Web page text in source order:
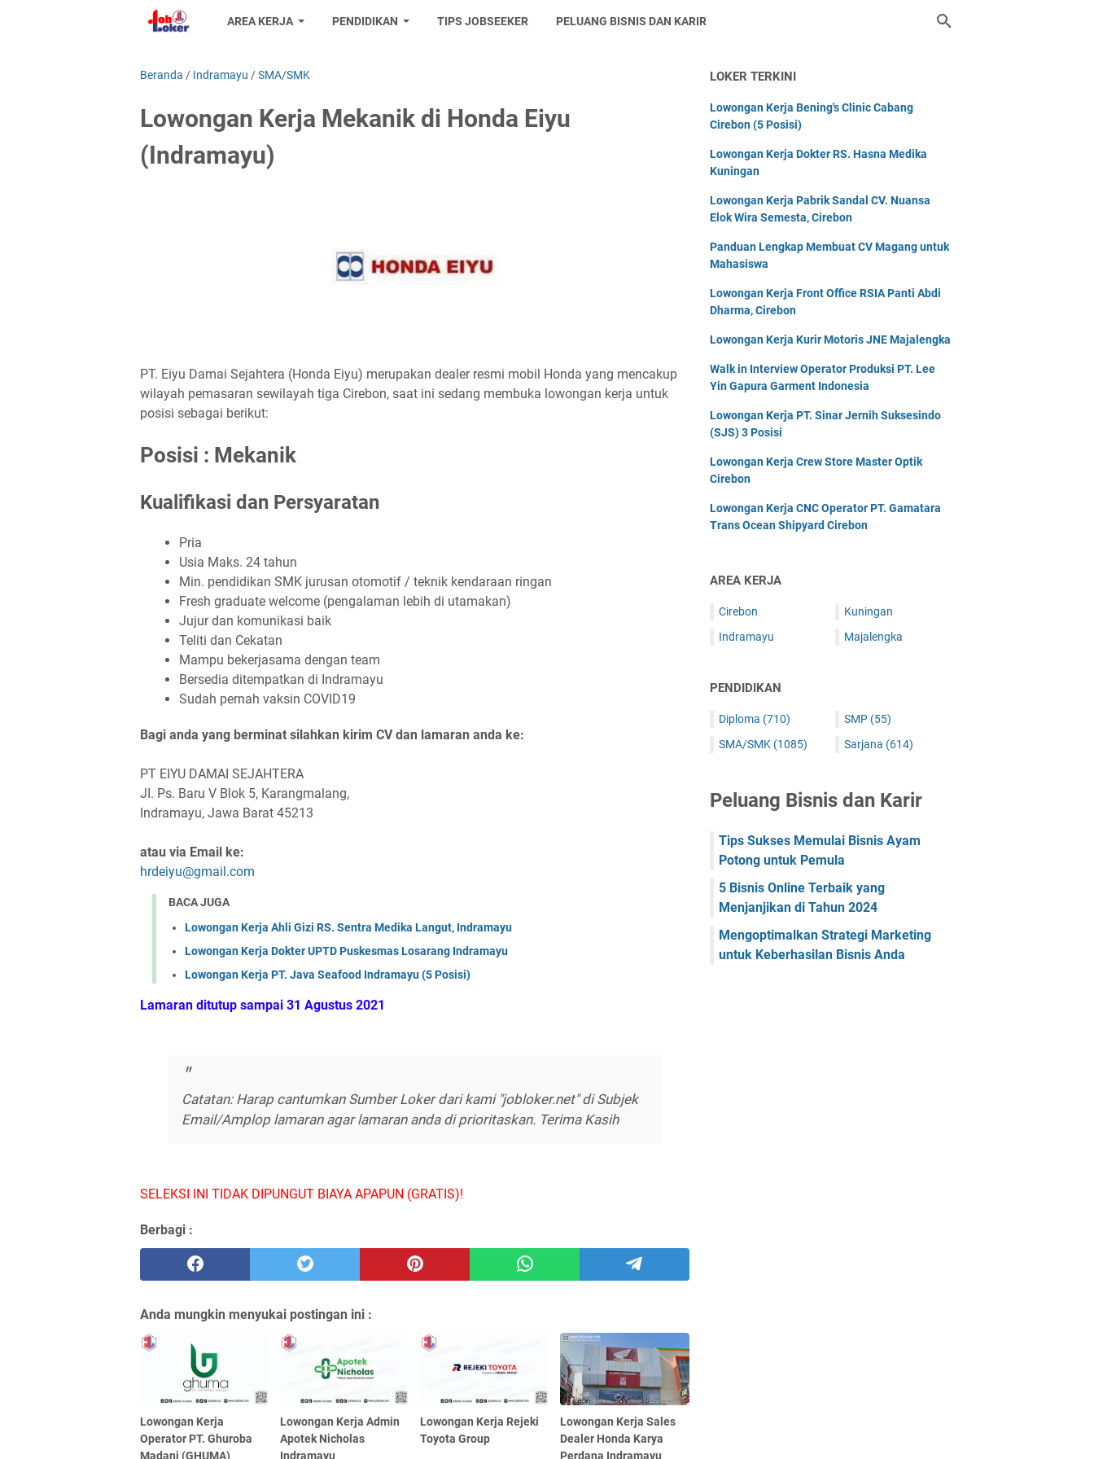
AREA KERJA PENDIDIKAN TIPS JOBSEEKER PELUANG BISNIS DAN KARIR
Beranda / Indramayu /SMA/SMK
Lowongan Kerja Mekanik di Honda Eiyu
(Indramayu)
PT. Eiyu Damai Sejahtera (Honda Eiyu) merupakan dealer resmi mobil Honda yang mencakup
wilayah pemasaran sewilayah tiga Cirebon, saat ini sedang membuka lowongan kerja untuk
posisi sebagai berikut:
Posisi : Mekanik
Kualifikasi dan Persyaratan
Pria
Usia Maks. 24 tahun
Min. pendidikan SMK jurusan otomotif / teknik kendaraan ringan
Fresh graduate welcome (pengalaman lebih di utamakan)
Jujur dan komunikasi baik
Teliti dan Cekatan
Mampu bekerjasama dengan team
Bersedia ditempatkan di Indramayu
Sudah pernah vaksin COVID19
Bagi anda yang berminat silahkan kirim CV dan lamaran anda ke:
PT EIYU DAMAI SEJAHTERA
JI. Ps. Baru V Blok 5, Karangmalang,
Indramayu, Jawa Barat 45213
atau via Email ke:
hrdeiyu@gmail.com
BACA JUGA
Lowongan Kerja Ahli Gizi RS. Sentra Medika Langut, Indramayu
Lowongan Kerja Dokter UPTD Puskesmas Losarang Indramayu
Lowongan Kerja PT. Java Seafood Indramayu (5 Posisi)
Lamaran ditutup sampai 31 Agustus 2021
Catatan: Harap cantumkan Sumber Loker dari kami "jobloker.net" di Subjek
Email/Amplop lamaran agar lamaran anda di prioritaskan. Terima Kasih
SELEKSI INI TIDAK DIPUNGUT BIAYA APAPUN (GRATIS)!
Berbagi :
Anda mungkin menyukai postingan ini :
Lowongan Kerja
Operator PT. Ghuroba
Madani (GHUMA)
Lowongan Kerja Admin
Apotek Nicholas
Indramayu
Lowongan Kerja Rejeki
Toyota Group
Lowongan Kerja Sales
Dealer Honda Karya
Perdana Indramayu
LOKER TERKINI
Lowongan Kerja Bening's Clinic Cabang
Cirebon (5 Posisi)
Lowongan Kerja Dokter RS. Hasna Medika
Kuningan
Lowongan Kerja Pabrik Sandal CV. Nuansa
Elok Wira Semesta, Cirebon
Panduan Lengkap Membuat CV Magang untuk
Mahasiswa
Lowongan Kerja Front Office RSIA Panti Abdi
Dharma, Cirebon
Lowongan Kerja Kurir Motoris JNE Majalengka
Walk in Interview Operator Produksi PT. Lee
Yin Gapura Garment Indonesia
Lowongan Kerja PT. Sinar Jernih Suksesindo
(SJS) 3 Posisi
Lowongan Kerja Crew Store Master Optik
Cirebon
Lowongan Kerja CNC Operator PT. Gamatara
Trans Ocean Shipyard Cirebon
AREA KERJA
Cirebon
Indramayu
Kuningan
Majalengka
PENDIDIKAN
Diploma (710)
SMA/SMK (1085)
SMP (55)
Sarjana (614)
Peluang Bisnis dan Karir
Tips Sukses Memulai Bisnis Ayam
Potong untuk Pemula
5 Bisnis Online Terbaik yang
Menjanjikan di Tahun 2024
Mengoptimalkan Strategi Marketing
untuk Keberhasilan Bisnis Anda